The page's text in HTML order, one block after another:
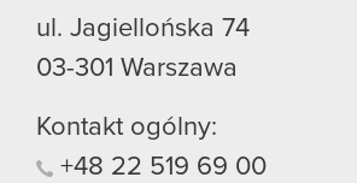
ul. Jagiellońska 74
03-301 Warszawa
Kontakt ogólny:
+48 22 519 69 00